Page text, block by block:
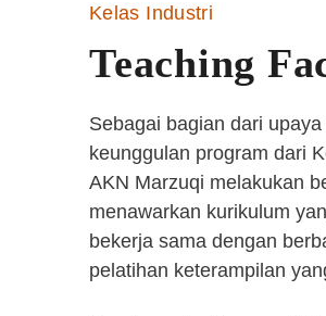
Kelas Industri
Teaching
Sebagai bagian dari
keunggulan program dari
AKN Marzuqi melakukan
menawarkan kurikulum
bekerja sama dengan
pelatihan keterampilan